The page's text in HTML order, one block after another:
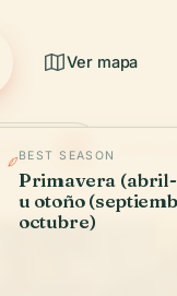
Ver mapa
4.4
BEST SEASON
Primavera
u otoño
octubre)